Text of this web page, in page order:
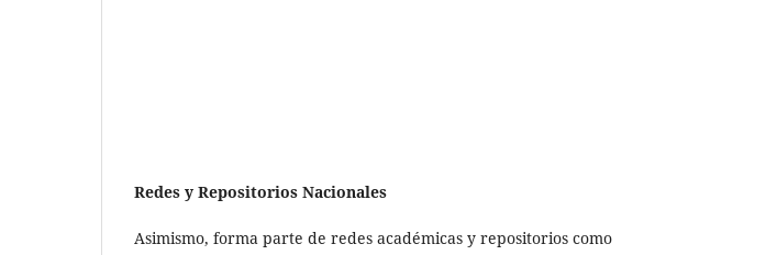
Redes y Repositorios Nacionales
Asimismo, forma parte de redes académicas y repositorios como